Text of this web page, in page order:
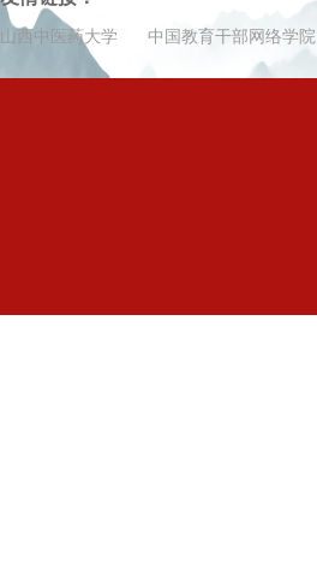
山西中医药大学 中国教育干部网络学院